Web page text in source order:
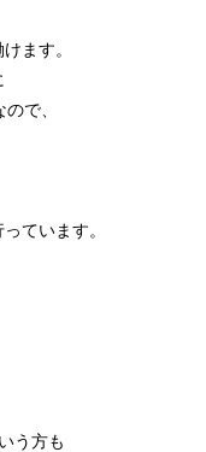
ます。
で、
ています。
う方も